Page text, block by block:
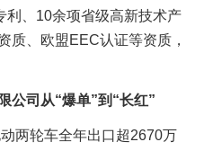
利、10余项省级高新技术产
质、欧盟EEC认证等资质，
公司 从“爆单”到“长红”
两轮车全年出口超2670万